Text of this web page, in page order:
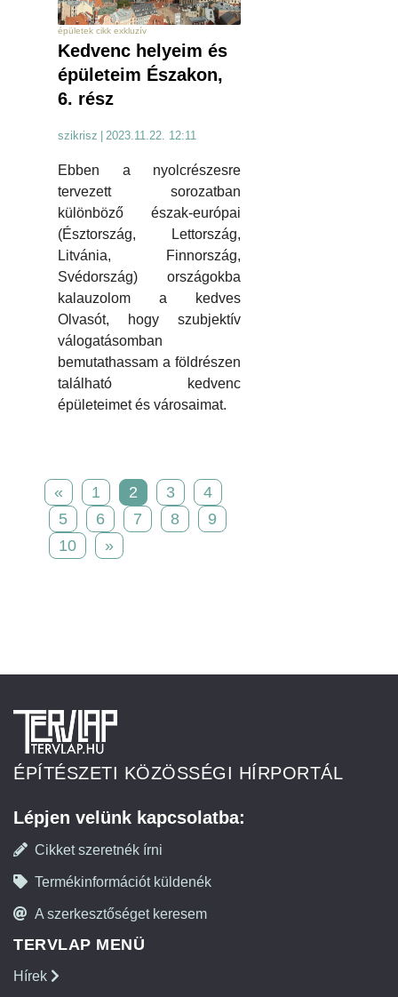
épületek cikk exkluzív
Kedvenc helyeim és
épületeim Északon,
6. rész
szikrisz 2023.11.22. 12:11
Ebben a nyolcrészesre
tervezett sorozatban
különböző észak-európai
(Észtország, Lettország,
Litvánia, Finnország,
Svédország) országokba
kalauzolom a kedves
Olvasót, hogy szubjektív
válogatásomban
bemutathassam a földrészen
található kedvenc
épületeimet és városaimat.
« 1 2 3
4
5
6 7 8
9
10
»
ÉPÍTÉSZETI KÖZÖSSÉGI HÍRPORTÁL
Lépjen velünk kapcsolatba:
Cikket szeretnék írni
Termékinformációt küldenék
A szerkesztőséget keresem
TERVLAP MENÜ
Hírek